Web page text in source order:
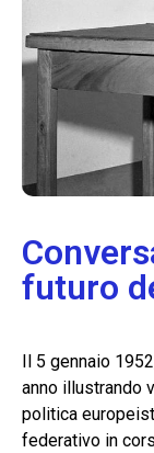
futuro
Il 5 gennaio
anno illustrando
politica
federativo in